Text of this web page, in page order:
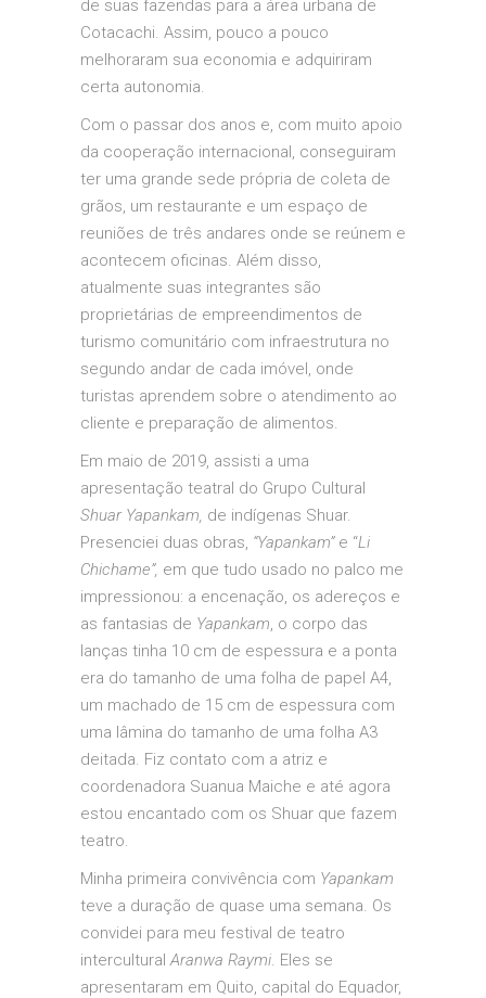
de suas fazendas para a área urbana de
Cotacachi. Assim, pouco a pouco
melhoraram sua economia e adquiriram
certa autonomia.
Com o passar dos anos e, com muito apoio
da cooperação internacional, conseguiram
ter uma grande sede própria de coleta de
grãos, um restaurante e um espaço de
reuniões de três andares onde se reúnem e
acontecem oficinas. Além disso,
atualmente suas integrantes são
proprietárias de empreendimentos de
turismo comunitário com infraestrutura no
segundo andar de cada imóvel, onde
turistas aprendem sobre o atendimento ao
cliente e preparação de alimentos.
Em maio de 2019, assisti a uma
apresentação teatral do Grupo Cultural
Shuar Yapankam, de indígenas Shuar.
Presenciei duas obras, “Yapankam”e “Li
Chichame”, em que tudo usado no palco me
impressionou: a encenação, os adereços e
as fantasias de Yapankam, o corpo das
lanças tinha 10 cm de espessura e a ponta
era do tamanho de uma folha de papel A4,
um machado de 15 cm de espessura com
uma lâmina do tamanho de uma folha A3
deitada. Fiz contato com a atriz e
coordenadora Suanua Maiche e até agora
estou encantado com os Shuar que fazem
teatro.
Minha primeira convivência com Yapankam
teve a duração de quase uma semana. Os
convidei para meu festival de teatro
interculturalAranwa Raymi. Eles se
apresentaram em Quito, capital do Equador,